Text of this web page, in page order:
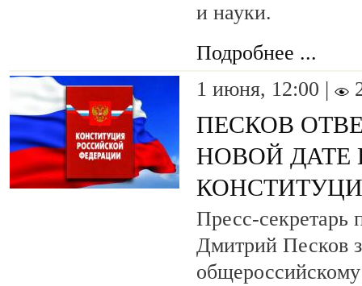
и науки.
Подробнее ...
1 июня, 12:00 |
ПЕСКОВ
НОВОЙ ДАТЕ
Пресс-секретарь
Дмитрий Песков